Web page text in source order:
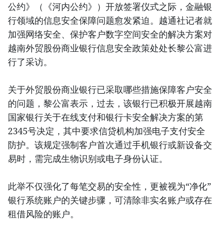
公约》（《河内公约》）开放签署仪式之际，金融银
行领域的信息安全保障问题愈发紧迫。越通社记者就
加强网络安全、保护客户数字空间安全的解决方案对
越南外贸股份商业银行信息安全政策处处长黎公富进
行了采访。
关于外贸股份商业银行已采取哪些措施保障客户安全
的问题，黎公富表示，过去，该银行已积极开展越南
国家银行关于在线支付和银行卡安全解决方案的第
2345号决定，其中要求信贷机构加强电子支付安全
防护。该规定强制客户首次通过手机银行或新设备交
易时，需完成生物识别或电子身份认证。
此举不仅强化了每笔交易的安全性，更被视为“净化”
银行系统账户的关键步骤，可清除非实名账户或存在
租借风险的账户。